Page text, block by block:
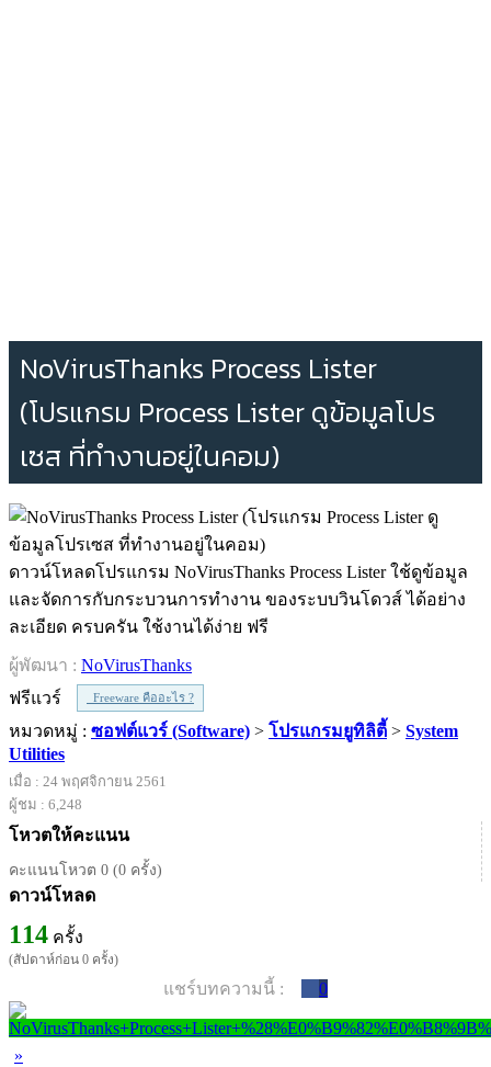
NoVirusThanks Process Lister
(โปรแกรม Process Lister ดูข้อมูลโปร
เซส ที่ทำงานอยู่ในคอม)
ดาวน์โหลดโปรแกรม NoVirusThanks Process Lister ใช้ดูข้อมูล
และจัดการกับกระบวนการทำงาน ของระบบวินโดวส์ ได้อย่าง
ละเอียด ครบครัน ใช้งานได้ง่าย ฟรี
ผู้พัฒนา : NoVirusThanks
ฟรีแวร์
Freeware คืออะไร ?
หมวดหมู่ : ซอฟต์แวร์ (Software) > โปรแกรมยูทิลิตี้ > System
Utilities
เมื่อ : 24 พฤศจิกายน 2561
ผู้ชม : 6,248
โหวตให้คะแนน
คะแนนโหวต 0 (0 ครั้ง)
ดาวน์โหลด
114 ครั้ง
(สัปดาห์ก่อน 0 ครั้ง)
แชร์บทความนี้ : 0
»